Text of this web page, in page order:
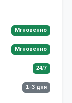
Мгновенно
Мгновенно
24/7
1–3 дня